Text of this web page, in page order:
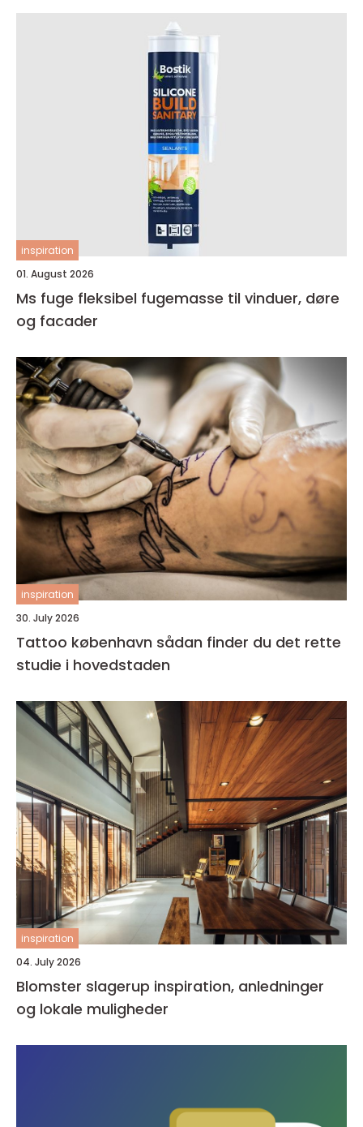
inspiration
01. August 2026
Ms fuge fleksibel fugemasse til vinduer, døre
og facader
inspiration
30. July 2026
Tattoo københavn sådan finder du det rette
studie i hovedstaden
inspiration
04. July 2026
Blomster slagerup inspiration, anledninger
og lokale muligheder